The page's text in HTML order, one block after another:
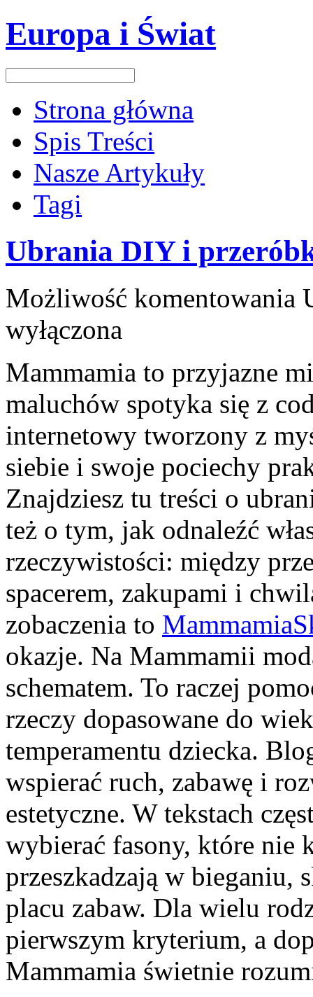
Europa i Świat
Strona główna
Spis Treści
Nasze Artykuły
Tagi
Ubrania DIY i
Możliwość komentowania
wyłączona
Mammamia to przyjazne
maluchów spotyka się z
internetowy tworzony z
siebie i swoje pociechy
Znajdziesz tu treści o
też o tym, jak odnaleźć
rzeczywistości: między
spacerem, zakupami i
zobaczenia to
okazje. Na Mammamii
schematem. To raczej
rzeczy dopasowane do
temperamentu dziecka.
wspierać ruch, zabawę i
estetyczne. W tekstach
wybierać fasony, które nie
przeszkadzają w bieganiu,
placu zabaw. Dla wielu
pierwszym kryterium, a
Mammamia świetnie